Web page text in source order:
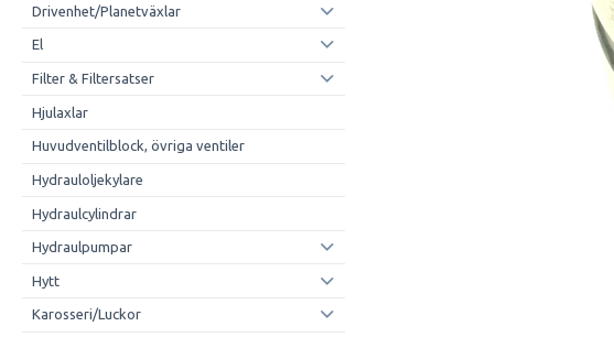
Drivenhet/Planetväxlar
El
Filter & Filtersatser
Hjulaxlar
Huvudventilblock, övriga ventiler
Hydrauloljekylare
Hydraulcylindrar
Hydraulpumpar
Hytt
Karosseri/Luckor